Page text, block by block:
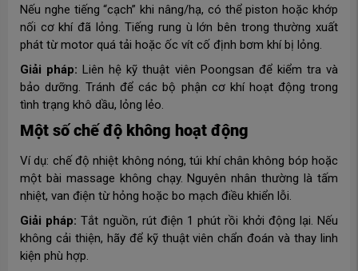
Nếu nghe tiếng “cạch” khi nâng/hạ, có thể piston hoặc khớp
nối cơ khí đã lỏng. Tiếng rung ù lớn bên trong thường xuất
phát từ motor quá tải hoặc ốc vít cố định bơm khí bị lỏng.
Giải pháp: Liên hệ kỹ thuật viên Poongsan để kiểm tra và
bảo dưỡng. Tránh để các bộ phận cơ khí hoạt động trong
tình trạng khô dầu, lỏng lẻo.
Một số chế độ không hoạt động
Ví dụ: chế độ nhiệt không nóng, túi khí chân không bóp hoặc
một bài massage không chạy. Nguyên nhân thường là tấm
nhiệt, van điện từ hỏng hoặc bo mạch điều khiển lỗi.
Giải pháp: Tắt nguồn, rút điện 1 phút rồi khởi động lại. Nếu
không cải thiện, hãy để kỹ thuật viên chẩn đoán và thay linh
kiện phù hợp.